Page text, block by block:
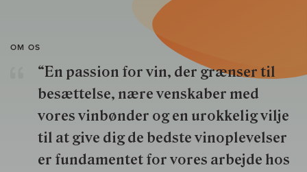
OM OS
“En passion for vin, der grænser til
besættelse, nære venskaber med
vores vinbønder og en urokkelig vilje
til at give dig de bedste vinoplevelser
er fundamentet for vores arbejde hos